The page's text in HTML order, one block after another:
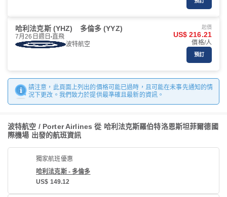
哈利法克斯 (YHZ) 多倫多 (YYZ)
7月26日週日 直飛
波特航空
起價
US$ 216.21
價格/人
預訂
請注意，此頁面上列出的價格可能已過時，且可能在未事先通知的情
況下更改。我們致力於提供最準確且最新的資訊。
波特航空 / Porter Airlines 從 哈利法克斯羅伯特洛恩斯坦菲爾德國
際機場 出發的航班資訊
獨家航班優惠
哈利法克斯 - 多倫多
US$ 149.12